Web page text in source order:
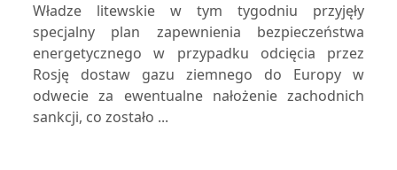
Władze litewskie w tym tygodniu przyjęły
specjalny plan zapewnienia bezpieczeństwa
energetycznego w przypadku odcięcia przez
Rosję dostaw gazu ziemnego do Europy w
odwecie za ewentualne nałożenie zachodnich
sankcji, co zostało ...